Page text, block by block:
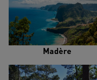
Madère